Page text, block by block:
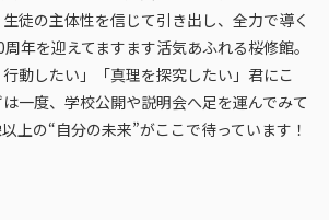
徒の主体性を信じて引き出し、全力で導く
年を迎えてますます活気あふれる桜修館。
行動したい」「真理を探究したい」君にこ
一度、学校公開や説明会へ足を運んでみて
上の“自分の未来”がここで待っています！